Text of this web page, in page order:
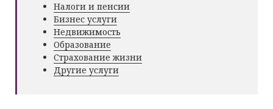
Налоги и пенсии
Бизнес услуги
Недвижимость
Образование
Страхование жизни
Другие услуги